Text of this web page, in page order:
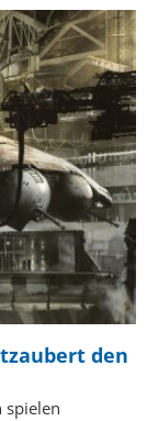
den
spielen